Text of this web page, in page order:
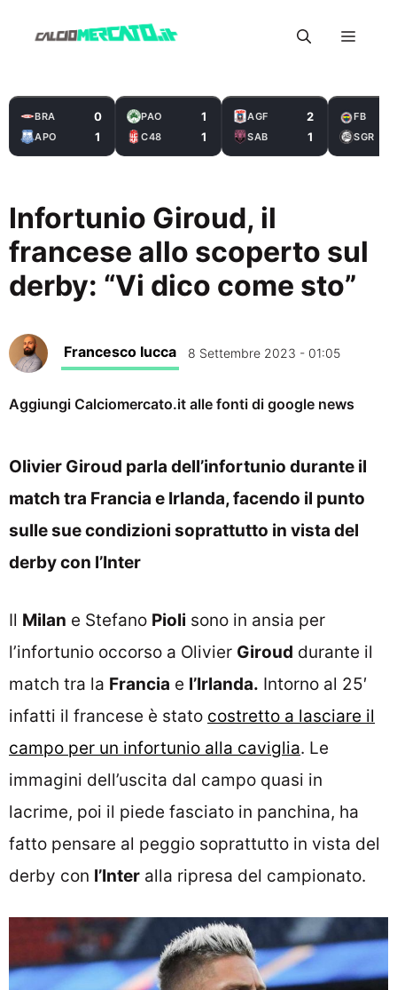
Menu
BRA 0
APO 1
PAO 1
C48 1
AGF 2
SAB 1
FB
SGR
Infortunio Giroud, il
francese allo scoperto sul
derby: “Vi dico come sto”
Francesco Iucca 8 Settembre 2023 - 01:05
Aggiungi Calciomercato.it alle fonti di google news
Olivier Giroud parla dell’infortunio durante il
match tra Francia e Irlanda, facendo il punto
sulle sue condizioni soprattutto in vista del
derby con l’Inter
Il Milan e Stefano Pioli sono in ansia per
l’infortunio occorso a Olivier Giroud durante il
match tra la Francia e l’Irlanda. Intorno al 25′
infatti il francese è stato costretto a lasciare il
campo per un infortunio alla caviglia. Le
immagini dell’uscita dal campo quasi in
lacrime, poi il piede fasciato in panchina, ha
fatto pensare al peggio soprattutto in vista del
derby con l’Inter alla ripresa del campionato.